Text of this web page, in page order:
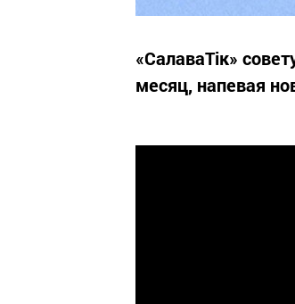
«СалаваТік»
месяц, напевая